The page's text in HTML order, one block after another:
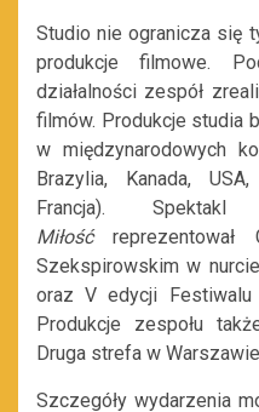
Studio nie ogranicza się
produkcje filmowe.
działalności zespół
filmów. Produkcje studia
w międzynarodowych
Brazylia, Kanada,
Francja).
Miłośćreprezentował
Szekspirowskim w
oraz V edycji Festiwalu
Produkcje zespołu
Druga strefa w
Szczegóły wydarzenia